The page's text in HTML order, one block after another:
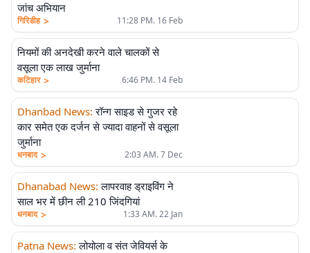
जांच अभियान
गिरिडीह > 11:28 PM. 16 Feb
नियमों की अनदेखी करने वाले चालकों से
वसूला एक लाख जुर्माना
कटिहार > 6:46 PM. 14 Feb
Dhanbad News: रॉन्ग साइड से गुजर रहे
कार समेत एक दर्जन से ज्यादा वाहनों से वसूला
जुर्माना
धनबाद > 2:03 AM. 7 Dec
Dhanabad News: लापरवाह ड्राइविंग ने
साल भर में छीन ली 210 जिंदगियां
धनबाद > 1:33 AM. 22 Jan
Patna News: लोयोला व संत जेवियर्स के